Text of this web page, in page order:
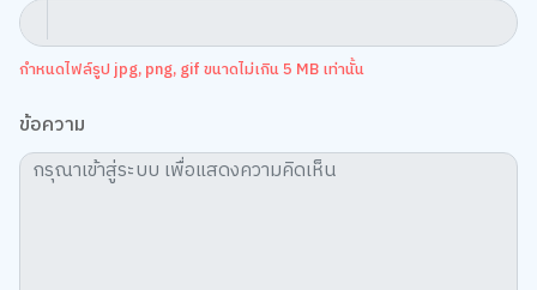
กำหนดไฟล์รูป jpg, png, gif ขนาดไม่เกิน 5 MB เท่านั้น
ข้อความ